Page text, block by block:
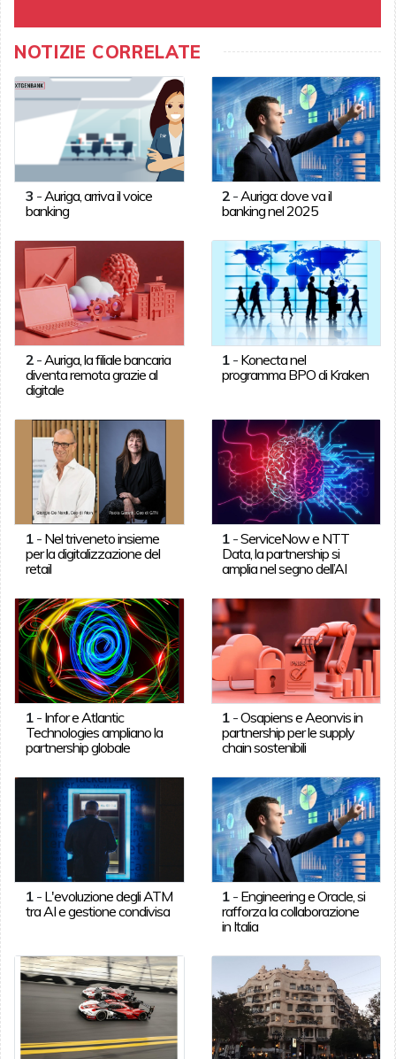
NOTIZIE CORRELATE
3 - Auriga, arriva il voice
banking
2 - Auriga: dove va il
banking nel 2025
2- Auriga, la filiale bancaria
diventa remota grazie al
digitale
1 - Konecta nel
programma BPO di Kraken
1- Nel triveneto insieme
per la digitalizzazione del
retail
1 -ServiceNow e NTT
Data, la partnership si
amplia nel segno dell’AI
1- Infor e Atlantic
Technologies ampliano la
partnership globale
1 -Osapiens e Aeonvis in
partnership per le supply
chain sostenibili
1- L'evoluzione degli ATM
tra AI e gestione condivisa
1 - Engineering e Oracle, si
rafforza la collaborazione
in Italia